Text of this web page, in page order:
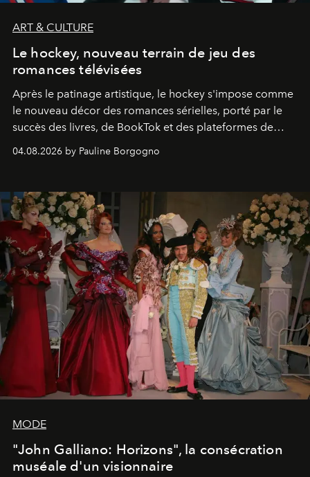
ART & CULTURE
Le hockey, nouveau terrain de jeu des
romances télévisées
Après le patinage artistique, le hockey s'impose comme
le nouveau décor des romances sérielles, porté par le
succès des livres, de BookTok et des plateformes de
04.08.2026 by Pauline Borgogno
MODE
"John Galliano: Horizons", la consécration
muséale d'un visionnaire